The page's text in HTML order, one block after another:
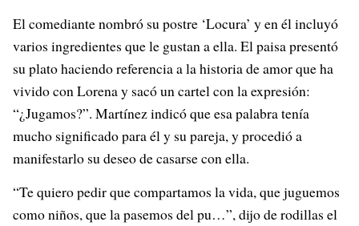
El comediante nombró su postre ‘Locura’ y en él incluyó
varios ingredientes que le gustan a ella. El paisa presentó
su plato haciendo referencia a la historia de amor que ha
vivido con Lorena y sacó un cartel con la expresión:
“¿Jugamos?”. Martínez indicó que esa palabra tenía
mucho significado para él y su pareja, y procedió a
manifestarlo su deseo de casarse con ella.
“Te quiero pedir que compartamos la vida, que juguemos
como niños, que la pasemos del pu…”, dijo de rodillas el